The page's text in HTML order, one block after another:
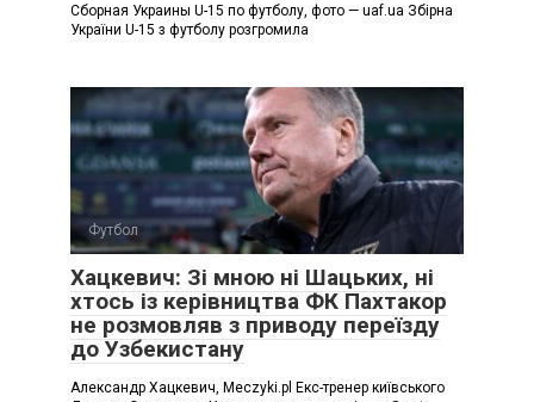
Сборная Украины U-15 по футболу, фото — uaf.ua Збірна
України U-15 з футболу розгромила
Футбол
Хацкевич: Зі мною ні Шацьких, ні
хтось із керівництва ФК Пахтакор
не розмовляв з приводу переїзду
до Узбекистану
Александр Хацкевич, Meczyki.pl Екс-тренер київського